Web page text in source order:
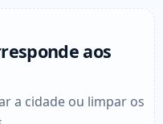
aos
a cidade ou limpar os